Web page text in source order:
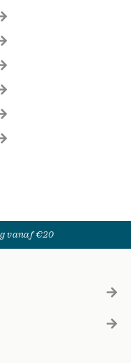
vanaf €20